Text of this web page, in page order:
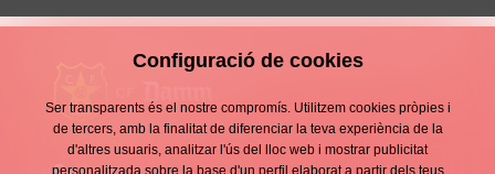
Contacte
Configuració de cookies
Ser transparents és el nostre compromís. Utilitzem cookies pròpies i
de tercers, amb la finalitat de diferenciar la teva experiència de la
d'altres usuaris, analitzar l'ús del lloc web i mostrar publicitat
personalitzada sobre la base d'un perfil elaborat a partir dels teus